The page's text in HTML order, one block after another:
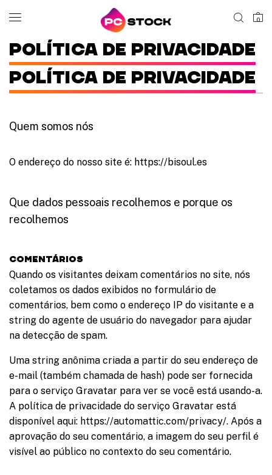
0
Política de privacidade
POLíTICA DE PRIVACIDADE
Quem somos nós
O endereço do nosso site é: https://bisoul.es
Que dados pessoais recolhemos e porque os
recolhemos
Comentários
Quando os visitantes deixam comentários no site, nós
coletamos os dados exibidos no formulário de
comentários, bem como o endereço IP do visitante e a
string do agente de usuário do navegador para ajudar
na detecção de spam.
Uma string anônima criada a partir do seu endereço de
e-mail (também chamada de hash) pode ser fornecida
para o serviço Gravatar para ver se você está usando-a.
A política de privacidade do serviço Gravatar está
disponível aqui: https://automattic.com/privacy/. Após a
aprovação do seu comentário, a imagem do seu perfil é
visível ao público no contexto do seu comentário.